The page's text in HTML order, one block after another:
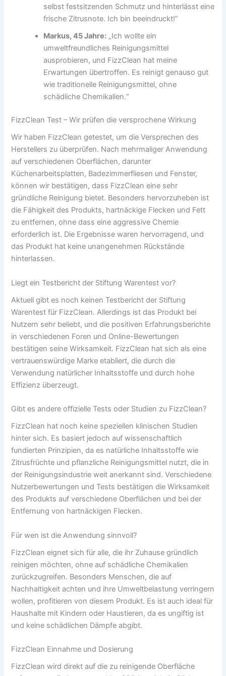
selbst festsitzenden Schmutz und hinterlässt eine
frische Zitrusnote. Ich bin beeindruckt!“
Markus, 45 Jahre: „Ich wollte ein
umweltfreundliches Reinigungsmittel
ausprobieren, und FizzClean hat meine
Erwartungen übertroffen. Es reinigt genauso gut
wie traditionelle Reinigungsmittel, ohne
schädliche Chemikalien.“
FizzClean Test – Wir prüfen die versprochene Wirkung
Wir haben FizzClean getestet, um die Versprechen des
Herstellers zu überprüfen. Nach mehrmaliger Anwendung
auf verschiedenen Oberflächen, darunter
Küchenarbeitsplatten, Badezimmerfliesen und Fenster,
können wir bestätigen, dass FizzClean eine sehr
gründliche Reinigung bietet. Besonders hervorzuheben ist
die Fähigkeit des Produkts, hartnäckige Flecken und Fett
zu entfernen, ohne dass eine aggressive Chemie
erforderlich ist. Die Ergebnisse waren hervorragend, und
das Produkt hat keine unangenehmen Rückstände
hinterlassen.
Liegt ein Testbericht der Stiftung Warentest vor?
Aktuell gibt es noch keinen Testbericht der Stiftung
Warentest für FizzClean. Allerdings ist das Produkt bei
Nutzern sehr beliebt, und die positiven Erfahrungsberichte
in verschiedenen Foren und Online-Bewertungen
bestätigen seine Wirksamkeit. FizzClean hat sich als eine
vertrauenswürdige Marke etabliert, die durch die
Verwendung natürlicher Inhaltsstoffe und durch hohe
Effizienz überzeugt.
Gibt es andere offizielle Tests oder Studien zu FizzClean?
FizzClean hat noch keine speziellen klinischen Studien
hinter sich. Es basiert jedoch auf wissenschaftlich
fundierten Prinzipien, da es natürliche Inhaltsstoffe wie
Zitrusfrüchte und pflanzliche Reinigungsmittel nutzt, die in
der Reinigungsindustrie weit anerkannt sind. Verschiedene
Nutzerbewertungen und Tests bestätigen die Wirksamkeit
des Produkts auf verschiedene Oberflächen und bei der
Entfernung von hartnäckigen Flecken.
Für wen ist die Anwendung sinnvoll?
FizzClean eignet sich für alle, die ihr Zuhause gründlich
reinigen möchten, ohne auf schädliche Chemikalien
zurückzugreifen. Besonders Menschen, die auf
Nachhaltigkeit achten und ihre Umweltbelastung verringern
wollen, profitieren von diesem Produkt. Es ist auch ideal für
Haushalte mit Kindern oder Haustieren, da es ungiftig ist
und keine schädlichen Dämpfe abgibt.
FizzClean Einnahme und Dosierung
FizzClean wird direkt auf die zu reinigende Oberfläche